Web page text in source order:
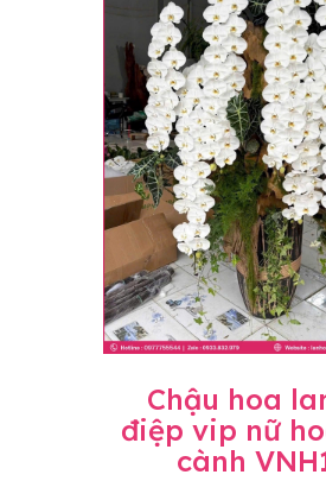
Chậu hoa
điệp vip nữ
cành